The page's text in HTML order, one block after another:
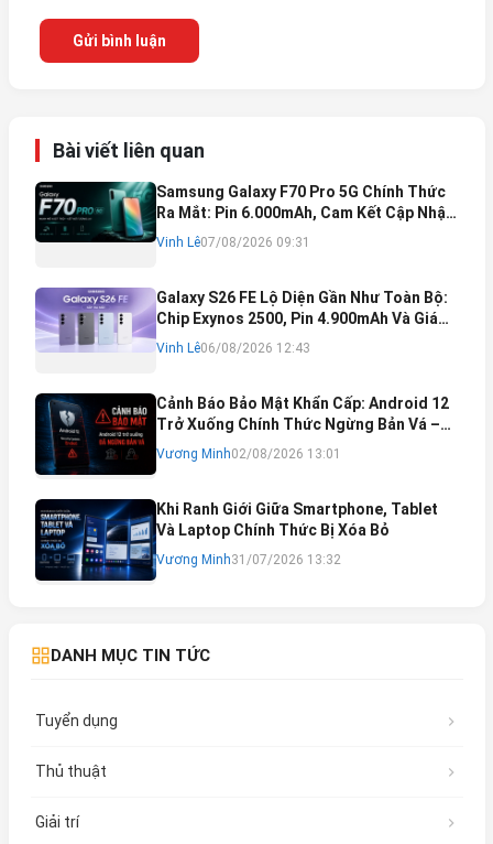
Gửi bình luận
Bài viết liên quan
Samsung Galaxy F70 Pro 5G Chính Thức
Ra Mắt: Pin 6.000mAh, Cam Kết Cập Nhật
Phần Mềm 6 Năm
Vinh Lê07/08/2026 09:31
Galaxy S26 FE Lộ Diện Gần Như Toàn Bộ:
Chip Exynos 2500, Pin 4.900mAh Và Giá
Bán Dự Kiến
Vinh Lê06/08/2026 12:43
Cảnh Báo Bảo Mật Khẩn Cấp: Android 12
Trở Xuống Chính Thức Ngừng Bản Vá –
Rủi Ro Mất Tài Khoản Ngân Hàng & Cách
Khắc Phục
Vương Minh02/08/2026 13:01
Khi Ranh Giới Giữa Smartphone, Tablet
Và Laptop Chính Thức Bị Xóa Bỏ
Vương Minh31/07/2026 13:32
DANH MỤC TIN TỨC
Tuyển dụng
Thủ thuật
Giải trí